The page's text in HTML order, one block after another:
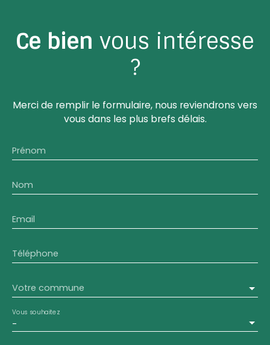
Ce bien vous intéresse
?
Merci de remplir le formulaire, nous reviendrons vers
vous dans les plus brefs délais.
Prénom
Nom
Email
Téléphone
Votre commune
-
Vous souhaitez